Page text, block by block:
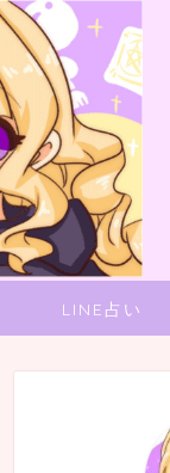
LINE占い